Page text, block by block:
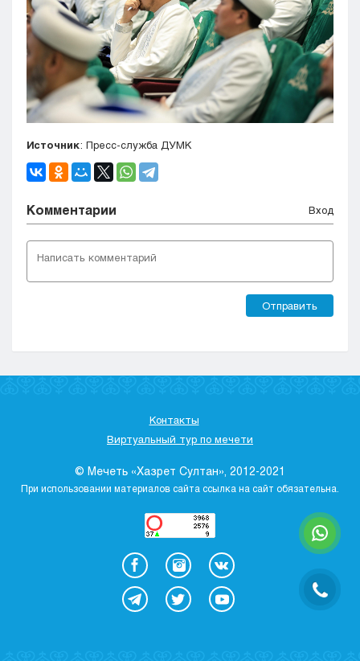
Источник: Пресс-служба ДУМК
Комментарии Вход
Отправить
Контакты
Виртуальный тур по мечети
© Мечеть «Хазрет Султан», 2012-2021
При использовании материалов сайта ссылка на сайт обязательна.